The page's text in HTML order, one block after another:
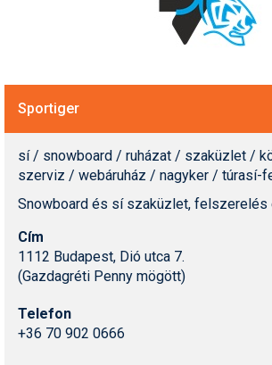
Sportiger
sí / snowboard / ruházat / szaküzlet /
szerviz / webáruház / nagyker / túrasí-
Snowboard és sí szaküzlet, felszerelés
Cím
1112 Budapest, Dió utca 7.
(Gazdagréti Penny mögött)
Telefon
+36 70 902 0666